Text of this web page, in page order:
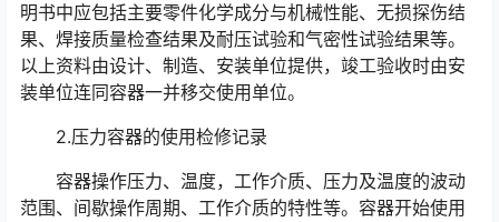
明书中应包括主要零件化学成分与机械性能、无损探伤结
果、焊接质量检查结果及耐压试验和气密性试验结果等。
以上资料由设计、制造、安装单位提供，竣工验收时由安
装单位连同容器一并移交使用单位。
2.压力容器的使用检修记录
容器操作压力、温度，工作介质、压力及温度的波动
范围、间歇操作周期、工作介质的特性等。容器开始使用